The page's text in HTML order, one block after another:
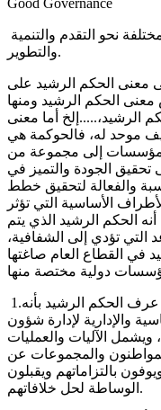
والتطوير.
معنى الحكم الرشيد على
الحكم الرشيد ومنها
الرشيد،.....إلخ أما معنى
موحد له، فالحوكمة هي
إلى مجموعة من
تحقيق الجودة والتميز في
والفعالة لتحقيق خطط
الأساسية التي تؤثر
الحكم الرشيد الذي يتم
التي تؤدي إلى الشفافية،
في القطاع العام صاغتها
1.برنامج الأمم المتحدة الإنمائي: الذي عرف الحكم الرشيد بأنه
والإدارية لإدارة شؤون
ويشمل الآليات والعمليات
والمجموعات عن
بالتزاماتهم ويقبلون
الوساطة لحل خلافاتهم.